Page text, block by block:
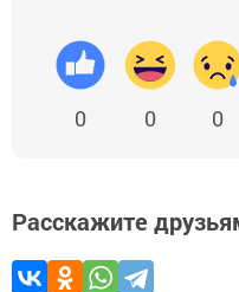
0 0 0
Расскажите